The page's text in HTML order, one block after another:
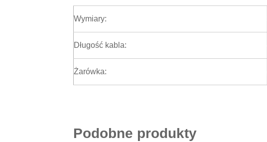
Wymiary:
Długość kabla:
Żarówka:
Podobne produkty